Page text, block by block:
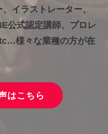
イラストレーター、
公式認定講師、プロレ
様々な業種の方が在
はこちら